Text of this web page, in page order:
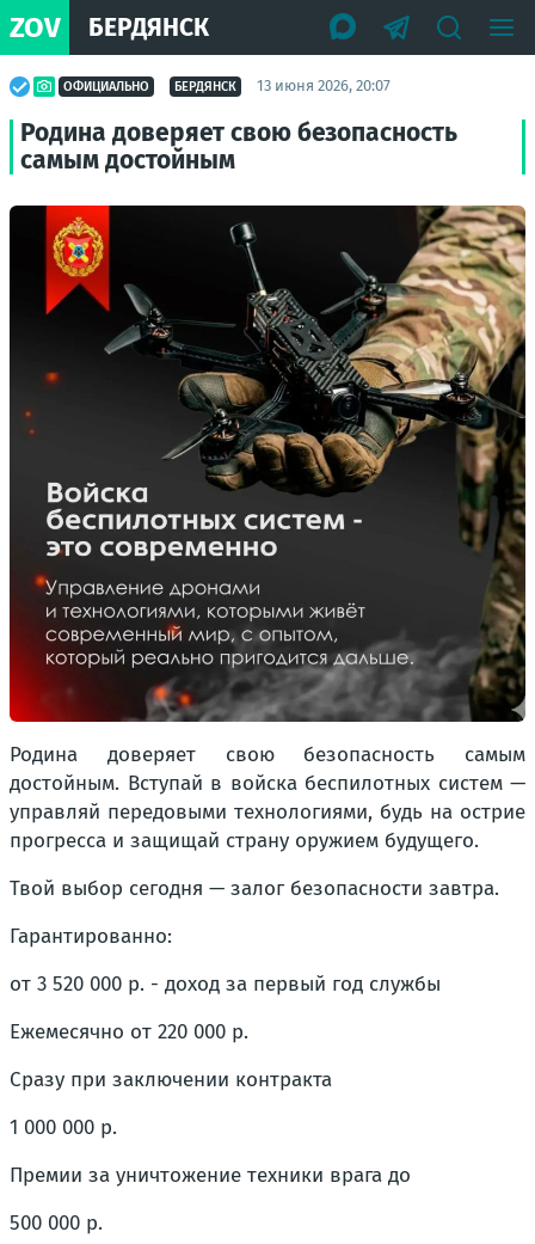
ZOV БЕРДЯНСК
ОФИЦИАЛЬНО БЕРДЯНСК 13 июня 2026, 20:07
Родина доверяет свою безопасность
самым достойным
Родина доверяет свою безопасность самым
достойным. Вступай в войска беспилотных систем —
управляй передовыми технологиями, будь на острие
прогресса и защищай страну оружием будущего.
Твой выбор сегодня — залог безопасности завтра.
Гарантированно:
от 3 520 000 р. - доход за первый год службы
Ежемесячно от 220 000 р.
Сразу при заключении контракта
1 000 000 р.
Премии за уничтожение техники врага до
500 000 р.